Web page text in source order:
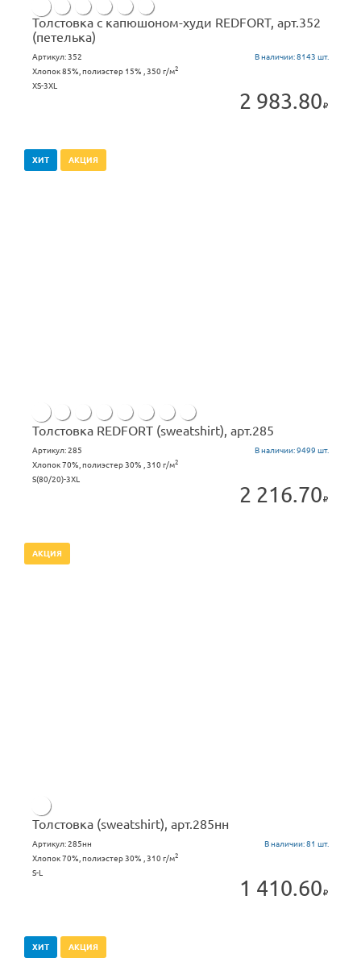
Толстовка с капюшоном-худи REDFORT, арт.352
(петелька)
Артикул:352 В наличии:8143 шт.
Хлопок 85%, полиэстер 15% , 350 г/м2
XS-3XL
2 983.80
ХИТ АКЦИЯ
Толстовка REDFORT (sweatshirt), арт.285
Артикул:285 В наличии:9499 шт.
Хлопок 70%, полиэстер 30% , 310 г/м2
S(80/20)-3XL
2 216.70
АКЦИЯ
Толстовка (sweatshirt), арт.285нн
Артикул:285нн В наличии:81 шт.
Хлопок 70%, полиэстер 30% , 310 г/м2
S-L
1 410.60
ХИТ АКЦИЯ